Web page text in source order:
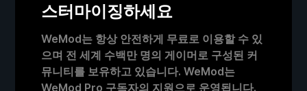
스터마이징하세요
WeMod는 항상 안전하게 무료로 이용할 수 있
으며 전 세계 수백만 명의 게이머로 구성된 커
뮤니티를 보유하고 있습니다. WeMod는
WeMod Pro 구독자의 지원으로 운영됩니다.